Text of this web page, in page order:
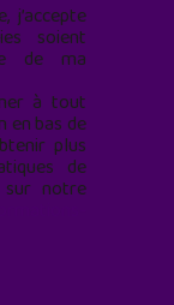
j’accepte
soient
de ma
à tout
en bas de
plus
de
sur notre